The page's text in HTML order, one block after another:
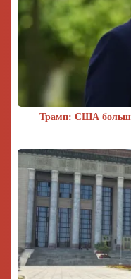
Трамп: США больше